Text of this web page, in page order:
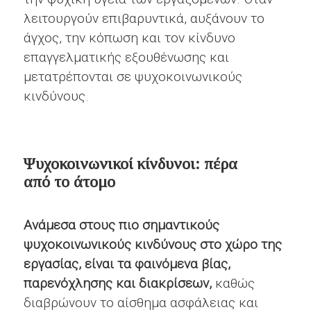
λειτουργούν επιβαρυντικά, αυξάνουν το
άγχος, την κόπωση και τον κίνδυνο
επαγγελματικής εξουθένωσης και
μετατρέπονται σε ψυχοκοινωνικούς
κινδύνους.
Ψυχοκοινωνικοί κίνδυνοι: πέρα
από το άτομο
Ανάμεσα στους πιο σημαντικούς
ψυχοκοινωνικούς κινδύνους στο χώρο της
εργασίας, είναι τα φαινόμενα βίας,
παρενόχλησης και διακρίσεων, καθώς
διαβρώνουν το αίσθημα ασφάλειας και